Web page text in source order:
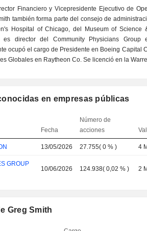
Financiero y Vicepresidente Ejecutivo de
también forma parte del consejo de
Hospital of Chicago, del Museum of Science
es director del Community Physicians Group
ocupó el cargo de Presidente en Boeing Capital
Globales en Raytheon Co. Se licenció en la
en empresas públicas
Fecha
Número de
acciones
13/05/2026 27.755(0 % ) 4
GROUP
10/06/2026 124.938(0,02 % ) 2
Greg Smith